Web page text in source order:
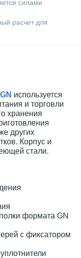
силами
расчет для
используется
и торговли
хранения
других
Корпус и
стали.
формата GN
с фиксатором